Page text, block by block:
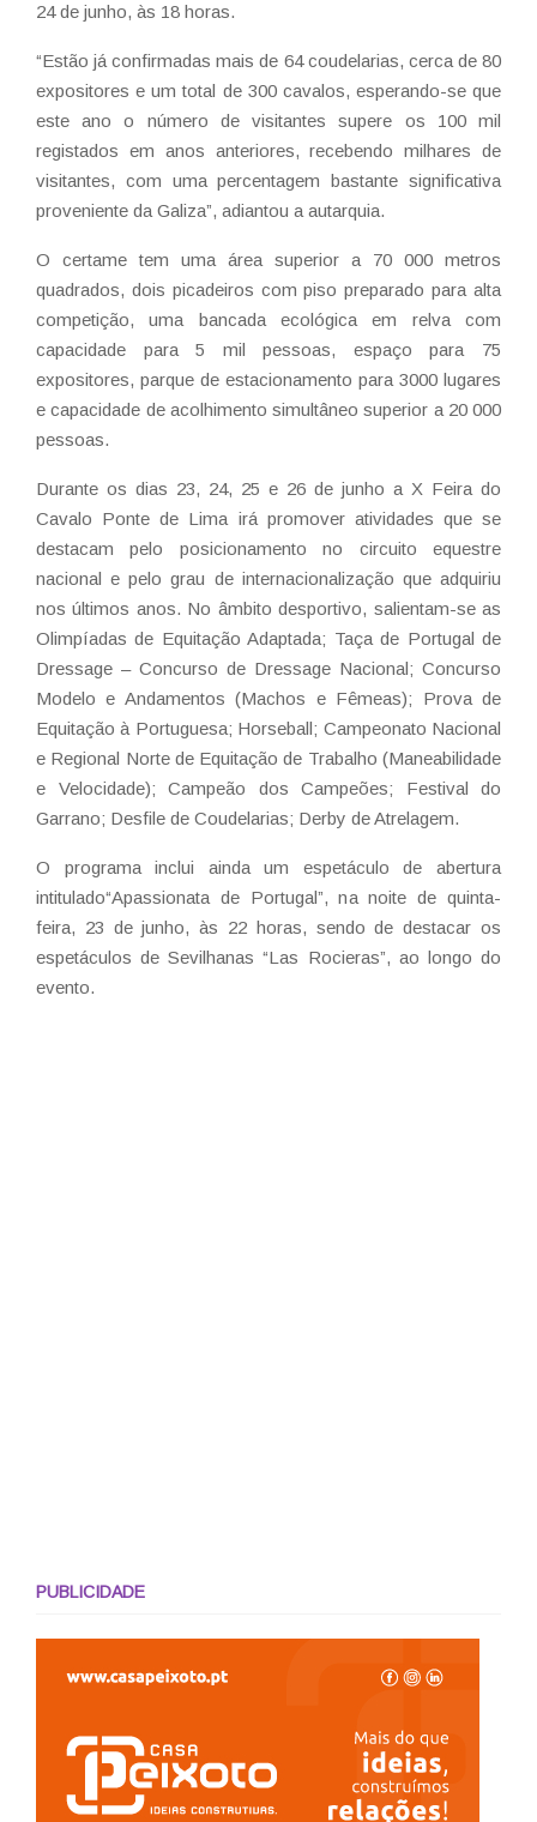
24 de junho, às 18 horas.
“Estão já confirmadas mais de 64 coudelarias, cerca de 80
expositores e um total de 300 cavalos, esperando-se que
este ano o número de visitantes supere os 100 mil
registados em anos anteriores, recebendo milhares de
visitantes, com uma percentagem bastante significativa
proveniente da Galiza”, adiantou a autarquia.
O certame tem uma área superior a 70 000 metros
quadrados, dois picadeiros com piso preparado para alta
competição, uma bancada ecológica em relva com
capacidade para 5 mil pessoas, espaço para 75
expositores, parque de estacionamento para 3000 lugares
e capacidade de acolhimento simultâneo superior a 20 000
pessoas.
Durante os dias 23, 24, 25 e 26 de junho a X Feira do
Cavalo Ponte de Lima irá promover atividades que se
destacam pelo posicionamento no circuito equestre
nacional e pelo grau de internacionalização que adquiriu
nos últimos anos. No âmbito desportivo, salientam-se as
Olimpíadas de Equitação Adaptada; Taça de Portugal de
Dressage – Concurso de Dressage Nacional; Concurso
Modelo e Andamentos (Machos e Fêmeas); Prova de
Equitação à Portuguesa; Horseball; Campeonato Nacional
e Regional Norte de Equitação de Trabalho (Maneabilidade
e Velocidade); Campeão dos Campeões; Festival do
Garrano; Desfile de Coudelarias; Derby de Atrelagem.
O programa inclui ainda um espetáculo de abertura
intitulado“Apassionata de Portugal”, na noite de quinta-
feira, 23 de junho, às 22 horas, sendo de destacar os
espetáculos de Sevilhanas “Las Rocieras”, ao longo do
evento.
PUBLICIDADE